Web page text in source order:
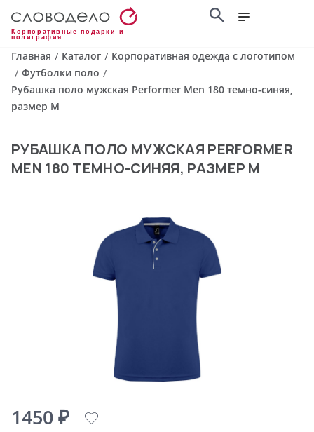
Корпоративные подарки и
полиграфия
Главная / Каталог / Корпоративная одежда с логотипом
/ Футболки поло /
Рубашка поло мужская Performer Men 180 темно-синяя,
размер M
РУБАШКА ПОЛО МУЖСКАЯ PERFORMER
MEN 180 ТЕМНО-СИНЯЯ, РАЗМЕР M
1450 ₽